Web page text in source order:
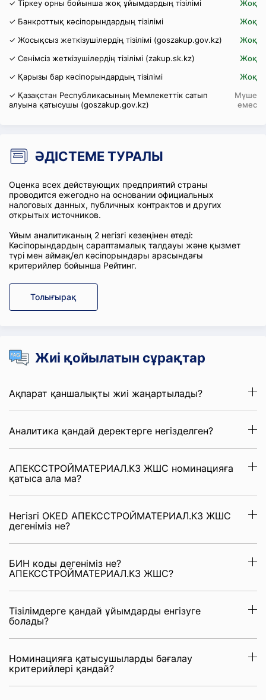
✓ Тіркеу орны бойынша жоқ ұйымдардың тізілімі
Жоқ
✓ Банкроттық кәсіпорындардың тізілімі
Жоқ
✓ Жосықсыз жеткізушілердің тізілімі (goszakup.gov.kz)
Жоқ
✓ Сенімсіз жеткізушілердің тізілімі (zakup.sk.kz)
Жоқ
✓ Қарызы бар кәсіпорындардың тізілімі
Жоқ
✓ Қазақстан Республикасының Мемлекеттік сатып
алуына қатысушы (goszakup.gov.kz)
Мүше
емес
ӘДІСТЕМЕ ТУРАЛЫ
Оценка всех действующих предприятий страны
проводится ежегодно на основании официальных
налоговых данных, публичных контрактов и других
открытых источников.
Ұйым аналитиканың 2 негізгі кезеңінен өтеді:
Кәсіпорындардың сараптамалық талдауы және қызмет
түрі мен аймақ/ел кәсіпорындары арасындағы
критерийлер бойынша Рейтинг.
Толығырақ
Жиі қойылатын сұрақтар
Ақпарат қаншалықты жиі жаңартылады?
Аналитика қандай деректерге негізделген?
АПЕКССТРОЙМАТЕРИАЛ.КЗ ЖШС номинацияға
қатыса ала ма?
Негізгі OKED АПЕКССТРОЙМАТЕРИАЛ.КЗ ЖШС
дегеніміз не?
БИН коды дегеніміз не?
АПЕКССТРОЙМАТЕРИАЛ.КЗ ЖШС?
Тізілімдерге қандай ұйымдарды енгізуге
болады?
Номинацияға қатысушыларды бағалау
критерийлері қандай?